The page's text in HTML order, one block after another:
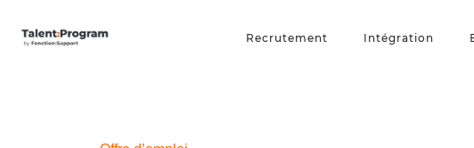
Recrutement Intégration